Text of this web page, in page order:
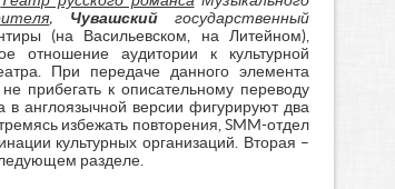
, Чувашскийгосударственный
(на Васильевском, на Литейном),
отношение аудитории к культурной
При передаче данного элемента
прибегать к описательному переводу
англоязычной версии фигурируют два
избежать повторения, SMM-отдел
культурных организаций. Вторая –
разделе.